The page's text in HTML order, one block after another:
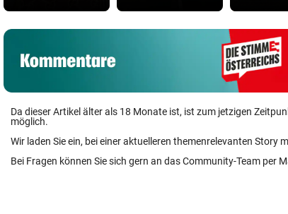
Da dieser Artikel älter als 18 Monate ist, ist zum jetzigen
möglich.
Wir laden Sie ein, bei einer aktuelleren themenrelevanten Story
Bei Fragen können Sie sich gern an das Community-Team per